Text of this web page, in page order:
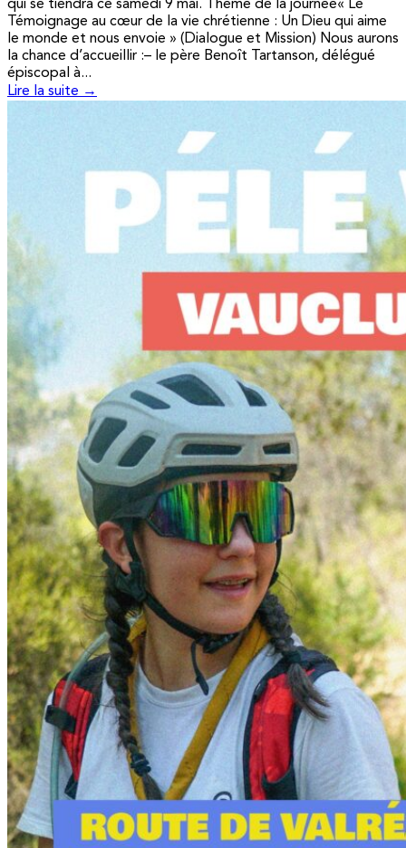
qui se tiendra ce samedi 9 mai. Thème de la journée« Le
Témoignage au cœur de la vie chrétienne : Un Dieu qui aime
le monde et nous envoie » (Dialogue et Mission) Nous aurons
la chance d’accueillir :– le père Benoît Tartanson, délégué
épiscopal à...
Lire la suite →